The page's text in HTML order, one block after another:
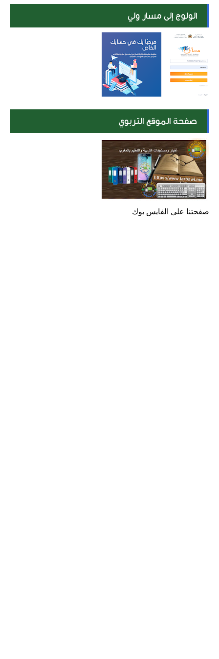
الولوج إلى مسار ولي
صفحة الموقع التربوي
صفحتنا على الفايس بوك